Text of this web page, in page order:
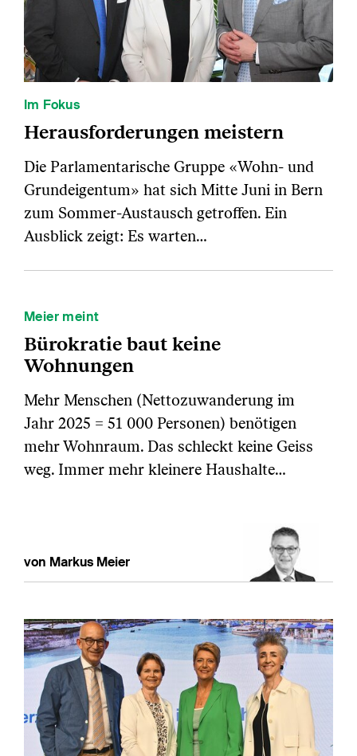
Im Fokus
Herausforderungen meistern
Die Parlamentarische Gruppe «Wohn- und
Grundeigentum» hat sich Mitte Juni in Bern
zum Sommer-Austausch getroffen. Ein
Ausblick zeigt: Es warten…
Meier meint
Bürokratie baut keine
Wohnungen
Mehr Menschen (Nettozuwanderung im
Jahr 2025 = 51 000 Personen) benötigen
mehr Wohnraum. Das schleckt keine Geiss
weg. Immer mehr kleinere Haushalte…
von Markus Meier